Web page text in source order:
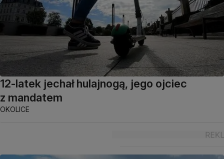
12-latek jechał hulajnogą, jego ojciec
z mandatem
OKOLICE